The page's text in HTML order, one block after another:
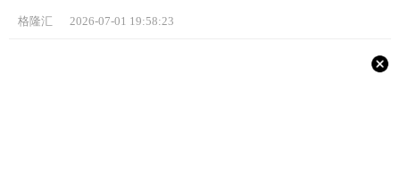
格隆汇 2026-07-01 19:58:23